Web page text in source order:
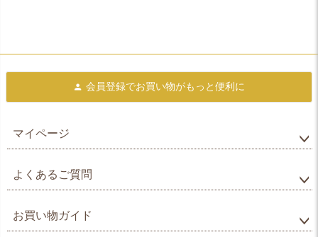
会員登録でお買い物がもっと便利に
マイページ
よくあるご質問
お買い物ガイド